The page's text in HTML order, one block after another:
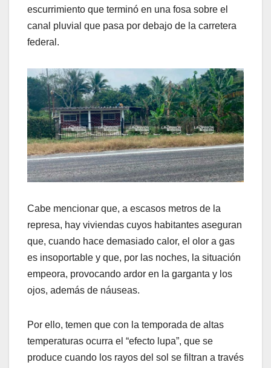
escurrimiento que terminó en una fosa sobre el
canal pluvial que pasa por debajo de la carretera
federal.
Cabe mencionar que, a escasos metros de la
represa, hay viviendas cuyos habitantes aseguran
que, cuando hace demasiado calor, el olor a gas
es insoportable y que, por las noches, la situación
empeora, provocando ardor en la garganta y los
ojos, además de náuseas.
Por ello, temen que con la temporada de altas
temperaturas ocurra el “efecto lupa”, que se
produce cuando los rayos del sol se filtran a través